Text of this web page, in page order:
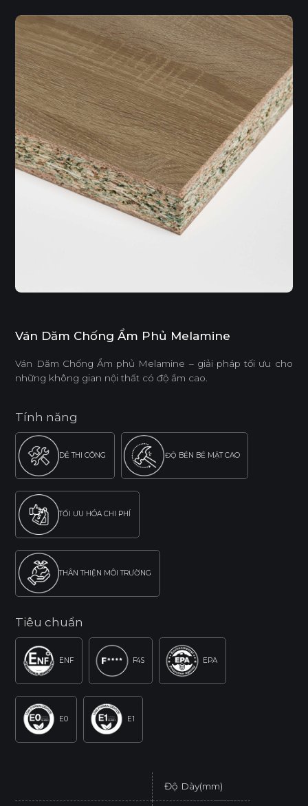
Ván Dăm Chống Ẩm Phủ Melamine
Ván Dăm Chống Ẩm phủ Melamine – giải pháp tối ưu cho
những không gian nội thất có độ ẩm cao.
Tính năng
DỄ THI CÔNG ĐỘ BỀN BỀ MẶT CAO
TỐI ƯU HÓA CHI PHÍ
THÂN THIỆN MÔI TRƯỜNG
Tiêu chuẩn
ENF F4S EPA
E0 E1
Độ Dày(mm)